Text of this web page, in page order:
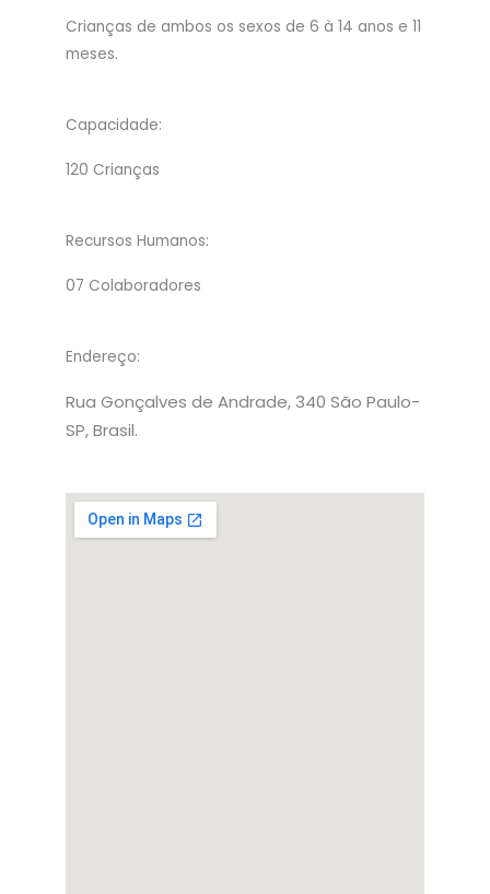
o
o
g
Crianças de ambos os sexos de 6 à 14 anos e 11
meses.
Capacidade:
120 Crianças
Recursos Humanos:
07 Colaboradores
Endereço:
Rua Gonçalves de Andrade, 340 São Paulo-
SP, Brasil.